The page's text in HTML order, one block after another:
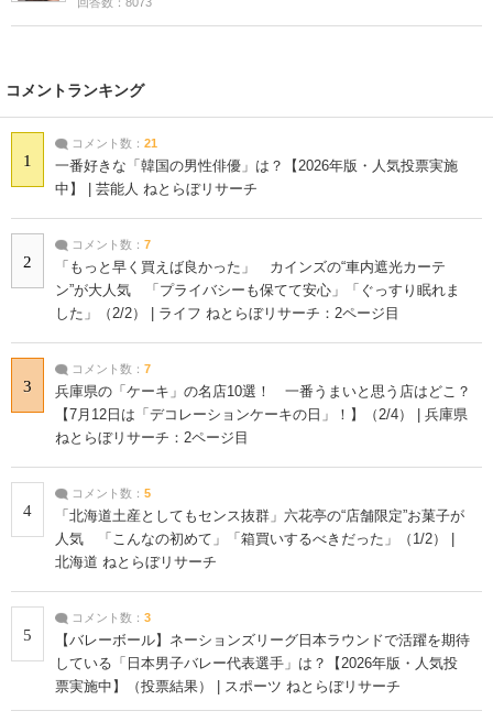
コメントランキング
1
コメント数： 21
一番好きな「韓国の男性俳優」は？【2026年版・人気投票実施
中】 | 芸能人 ねとらぼリサーチ
2
コメント数： 7
「もっと早く買えば良かった」 カインズの“車内遮光カーテ
ン”が大人気 「プライバシーも保てて安心」「ぐっすり眠れま
した」（2/2） | ライフ ねとらぼリサーチ：2ページ目
3
コメント数： 7
兵庫県の「ケーキ」の名店10選！ 一番うまいと思う店はどこ？
【7月12日は「デコレーションケーキの日」！】（2/4） | 兵庫県
ねとらぼリサーチ：2ページ目
4
コメント数： 5
「北海道土産としてもセンス抜群」六花亭の“店舗限定”お菓子が
人気 「こんなの初めて」「箱買いするべきだった」（1/2） |
北海道 ねとらぼリサーチ
5
コメント数： 3
【バレーボール】ネーションズリーグ日本ラウンドで活躍を期待
している「日本男子バレー代表選手」は？【2026年版・人気投
票実施中】（投票結果） | スポーツ ねとらぼリサーチ